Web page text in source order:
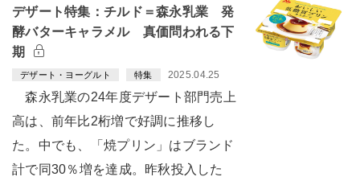
デザート特集：チルド＝森永乳業 発
酵バターキャラメル 真価問われる下
期
デザート・ヨーグルト 特集 2025.04.25
森永乳業の24年度デザート部門売上
高は、前年比2桁増で好調に推移し
た。中でも、「焼プリン」はブランド
計で同30％増を達成。昨秋投入した